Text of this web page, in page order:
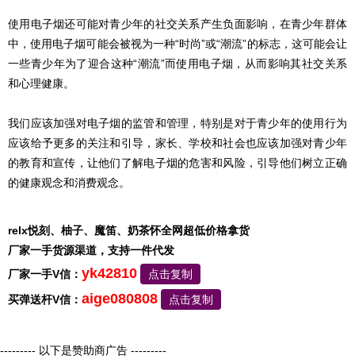
使用电子烟还可能对青少年的社交关系产生负面影响，在青少年群体
中，使用电子烟可能会被视为一种“时尚”或“潮流”的标志，这可能会让
一些青少年为了迎合这种“潮流”而使用电子烟，从而影响其社交关系
和心理健康。
我们应该加强对电子烟的监管和管理，特别是对于青少年的使用行为
应该给予更多的关注和引导，家长、学校和社会也应该加强对青少年
的教育和宣传，让他们了解电子烟的危害和风险，引导他们树立正确
的健康观念和消费观念。
relx悦刻、柚子、魔笛、奶茶怀全网超低价格拿货
厂家一手货源渠道，支持一件代发
厂家一手V信： yk42810
点击复制
买弹送杆V信： aige080808 点击复制
--------- 以下是赞助商广告 ---------